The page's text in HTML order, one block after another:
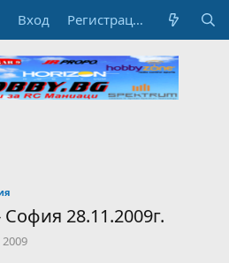
Вход Регистрация
28.11.2009г.